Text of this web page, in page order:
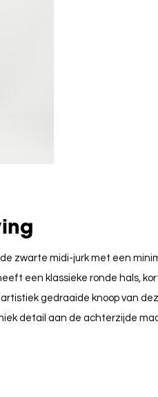
zwarte midi-jurk met een
een klassieke ronde hals,
gedraaide knoop van
detail aan de achterzijde